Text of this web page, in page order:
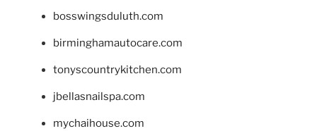
bosswingsduluth.com
birminghamautocare.com
tonyscountrykitchen.com
jbellasnailspa.com
mychaihouse.com